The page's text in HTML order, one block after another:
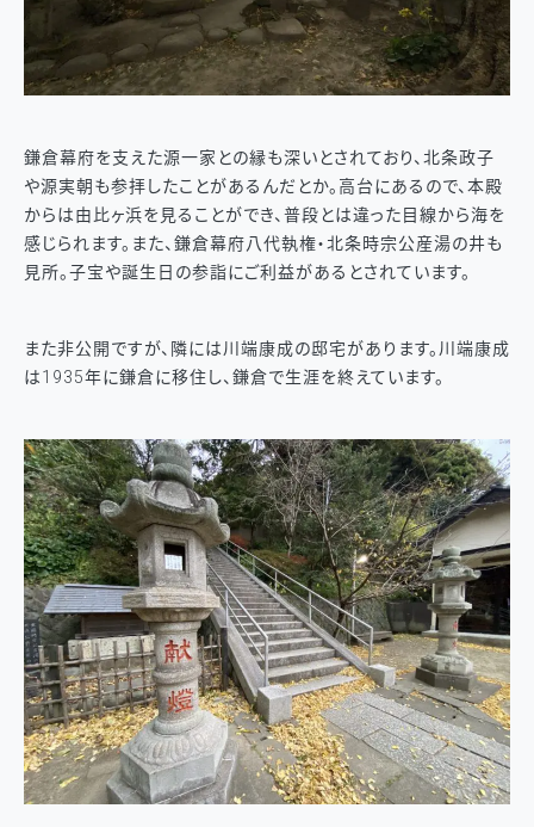
鎌倉幕府を支えた源一家との縁も深いとされており、北条政子
や源実朝も参拝したことがあるんだとか。高台にあるので、本殿
からは由比ヶ浜を見ることができ、普段とは違った目線から海を
感じられます。また、鎌倉幕府八代執権・北条時宗公産湯の井も
見所。子宝や誕生日の参詣にご利益があるとされています。
また非公開ですが、隣には川端康成の邸宅があります。川端康成
は1935年に鎌倉に移住し、鎌倉で生涯を終えています。